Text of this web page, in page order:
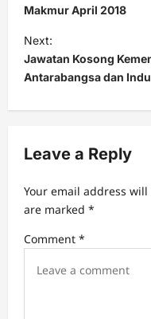
s
t
n
a
v
g
a
t
i
Makmur April 2018
Next:
Jawatan Kosong
Antarabangsa dan
Leave a Reply
Your email address
are marked *
Comment *